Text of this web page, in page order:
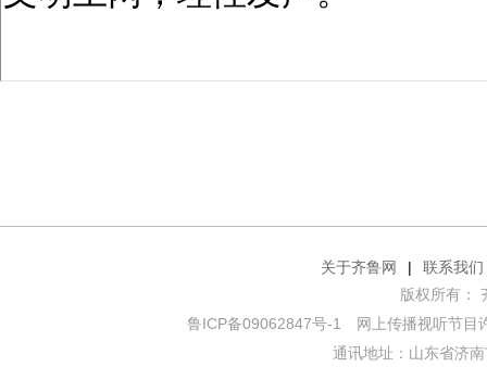
关于齐鲁网 |
联系我们
版权所有：
鲁ICP备09062847号-1
网上传播视听节目
通讯地址：山东省济